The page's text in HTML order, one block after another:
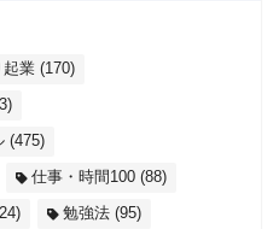
起業 (170)
(475)
仕事・時間100 (88)
勉強法 (95)